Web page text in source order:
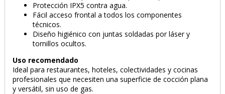
Protección IPX5 contra agua.
Fácil acceso frontal a todos los componentes
técnicos.
Diseño higiénico con juntas soldadas por láser y
tornillos ocultos.
Uso recomendado
Ideal para restaurantes, hoteles, colectividades y cocinas
profesionales que necesiten una superficie de cocción plana
y versátil, sin uso de gas.